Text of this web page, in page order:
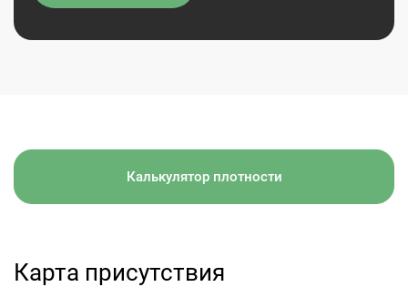
Калькулятор плотности
Карта присутствия